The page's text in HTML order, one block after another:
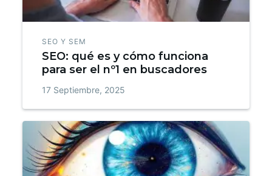
SEO Y SEM
SEO: qué es y cómo funciona
para ser el nº1 en buscadores
17 Septiembre, 2025